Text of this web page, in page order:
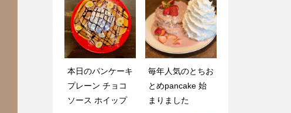
本日のパンケーキ
プレーン チョコ
ソース ホイップ
毎年人気のとちお
とめpancake 始
まりました
ワンちゃん用のリ
ードかけと、水道
も設置しました
. ゆったり出来る
空間を多数ご用意
致しました?️